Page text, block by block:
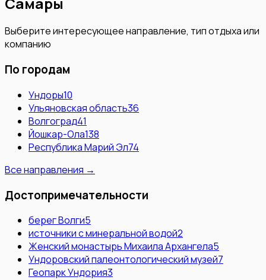
Выберите интересующее направление, тип отдыха или
компанию
По городам
Ундоры10
Ульяновская область36
Волгоград41
Йошкар-Ола138
Республика Марий Эл74
Все направления →
Достопримечательности
берег Волги5
источники с минеральной водой2
Женский монастырь Михаила Архангела5
Ундоровский палеонтологический музей7
Геопарк Ундория3